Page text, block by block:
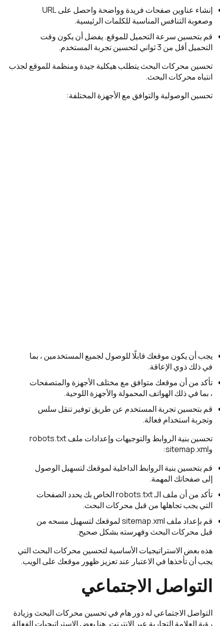
إنشاء عناوين صفحات فريدة وواضحة واحصل على URL
وصعوبة التنافس المناسبة للكلمات الرئيسية.
قم بتحسين سرعة التحميل للموقع. يفضل أن يكون وقت
التحميل أقل من 3 ثواني لتحسين تجربة المستخدم.
تحسين محركات البحث يتطلب هيكلية جيدة ومنظمة للموقع لجذب
انتباه محركات البحث.
تحسين الوصولية والتوافق مع الأجهزة المختلفة:
يجب أن يكون موقعك قابلًا للوصول لجميع المستخدمين ، بما
في ذلك ذوي الإعاقة.
تأكد من أن موقعك متوافق مع مختلف الأجهزة والمتصفحات
، بما في ذلك الهواتف المحمولة والأجهزة اللوحية.
قم بتحسين تجربة المستخدم عن طريق توفير تنقل سلس
وتجربة استخدام فعالة.
تحسين بنية الروابط والتوجيهات وإعدادات ملف robots.txt
وsitemap.xml:
قم بتحسين بنية الروابط الداخلية لموقعك لتسهيل الوصول
إلى صفحاتك المهمة.
تأكد من أن ملف الـ robots.txt الخاص بك يحدد الصفحات
التي يجب تجاهلها من قبل محركات البحث.
قم بإعداد ملف sitemap.xml لموقعك لتسهيل مسحه من
قبل محركات البحث وفهرسته بشكل صحيح.
هذه بعض الاستراتيجيات الأساسية لتحسين محركات البحث التي
يجب أن تأخذها في الاعتبار عند تعزيز ظهور موقعك على الويب.
التواصل الاجتماعي
التواصل الاجتماعي له دور هام في تحسين محركات البحث وزيادة
رؤية العلامة التجارية عبر الإنترنت. هنا بعض الاستراتيجيات الفعالة